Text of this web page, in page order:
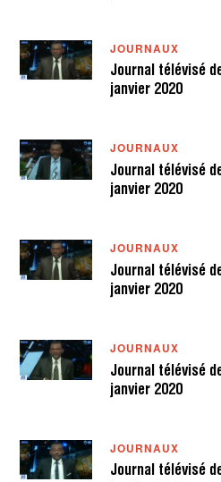
JOURNAUX
Journal télévisé
janvier 2020
JOURNAUX
Journal télévisé
janvier 2020
JOURNAUX
Journal télévisé
janvier 2020
JOURNAUX
Journal télévisé
janvier 2020
JOURNAUX
Journal télévisé